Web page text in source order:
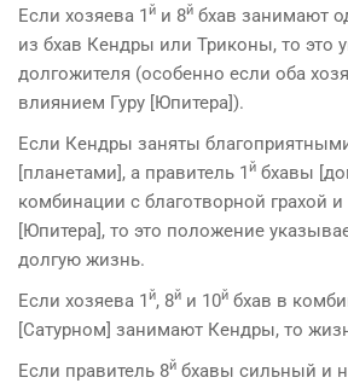
Если хозяева 1й и 8й бхав занимают
из бхав Кендры или Триконы, то это
долгожителя (особенно если оба
влиянием Гуру [Юпитера]).
Если Кендры заняты
[планетами], а правитель 1й бхавы
комбинации с благотворной грахой и
[Юпитера], то это положение
долгую жизнь.
Если хозяева 1й, 8й и 10й бхав в
[Сатурном] занимают Кендры, то
Если правитель 8й бхавы сильный и